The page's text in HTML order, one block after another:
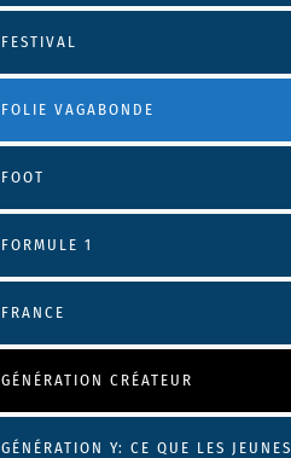
FESTIVAL
FOLIE VAGABONDE
FOOT
FORMULE 1
FRANCE
GÉNÉRATION CRÉATEUR
GÉNÉRATION Y: CE QUE LES JEUNES